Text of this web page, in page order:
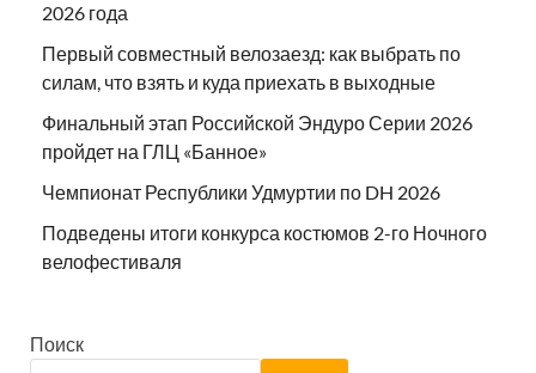
2026 года
Первый совместный велозаезд: как выбрать по
силам, что взять и куда приехать в выходные
Финальный этап Российской Эндуро Серии 2026
пройдет на ГЛЦ «Банное»
Чемпионат Республики Удмуртии по DH 2026
Подведены итоги конкурса костюмов 2-го Ночного
велофестиваля
Поиск